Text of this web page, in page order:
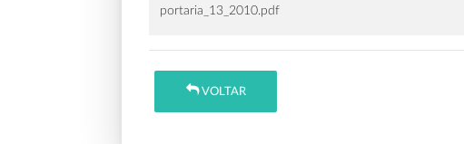
portaria_13_2010.pdf
VOLTAR